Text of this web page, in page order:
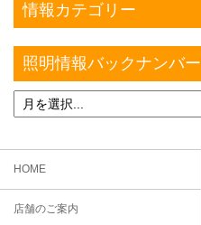
情報カテゴリー
照明情報バックナンバー
HOME
店舗のご案内